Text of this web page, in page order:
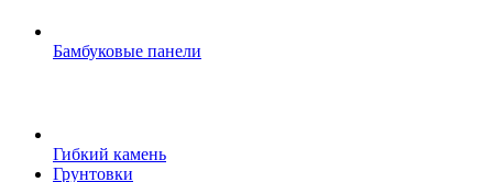
Бамбуковые панели
Гибкий камень
Грунтовки